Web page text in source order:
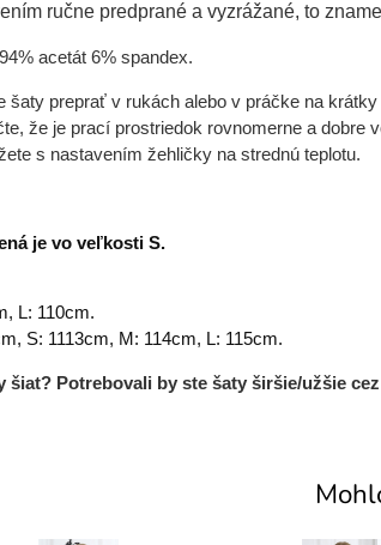
ručne predprané a vyzrážané, to
acetát 6% spandex.
šaty preprať v rukách alebo v práčke na
že je prací prostriedok rovnomerne a
s nastavením žehličky na strednú teplotu.
je vo veľkosti S.
L: 110cm.
S: 1113cm, M: 114cm, L: 115cm.
šiat? Potrebovali by ste šaty širšie/užšie